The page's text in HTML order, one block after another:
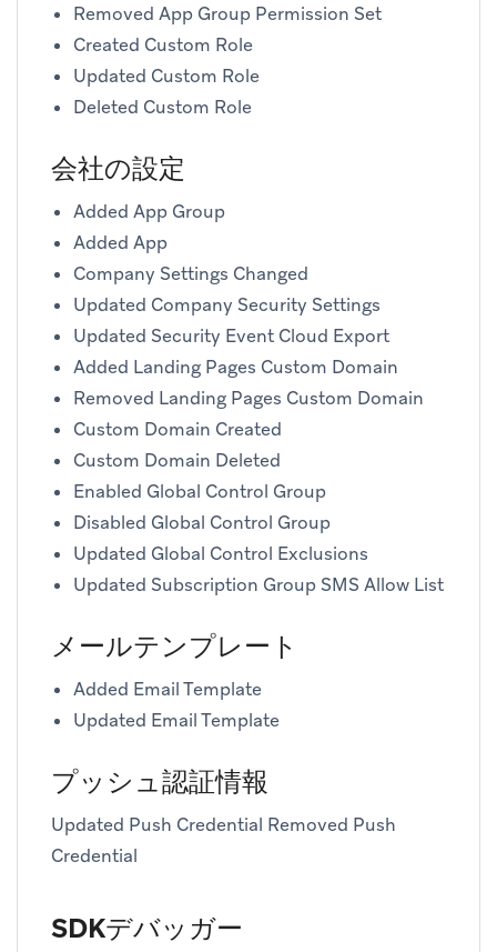
Removed App Group Permission Set
Created Custom Role
Updated Custom Role
Deleted Custom Role
会社の設定
Added App Group
Added App
Company Settings Changed
Updated Company Security Settings
Updated Security Event Cloud Export
Added Landing Pages Custom Domain
Removed Landing Pages Custom Domain
Custom Domain Created
Custom Domain Deleted
Enabled Global Control Group
Disabled Global Control Group
Updated Global Control Exclusions
Updated Subscription Group SMS Allow List
メールテンプレート
Added Email Template
Updated Email Template
プッシュ認証情報
Updated Push Credential Removed Push
Credential
SDKデバッガー